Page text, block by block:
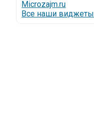
Все наши виджеты